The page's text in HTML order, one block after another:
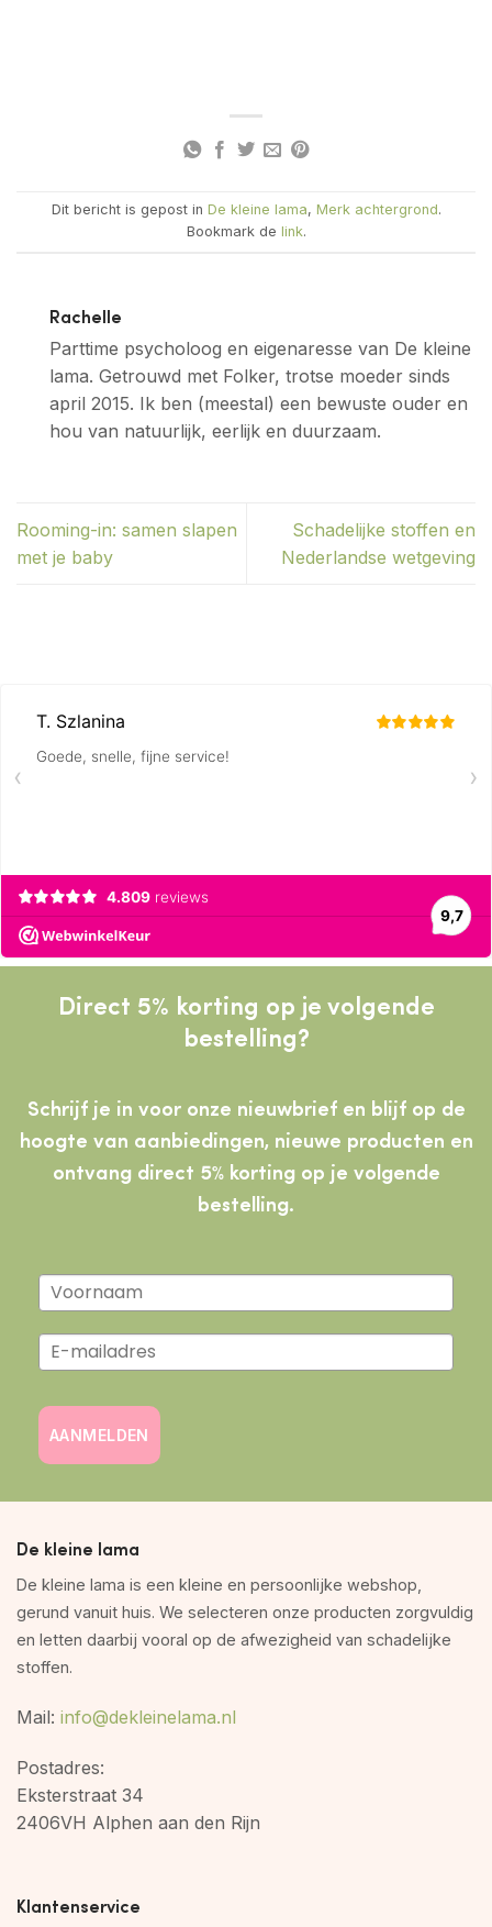
Dit bericht is gepost in De kleine lama, Merk achtergrond.
Bookmark de link.
Rachelle
Parttime psycholoog en eigenaresse van De kleine
lama. Getrouwd met Folker, trotse moeder sinds
april 2015. Ik ben (meestal) een bewuste ouder en
hou van natuurlijk, eerlijk en duurzaam.
Rooming-in: samen slapen
met je baby
Schadelijke stoffen en
Nederlandse wetgeving
Direct 5% korting op je volgende
bestelling?
Schrijf je in voor onze nieuwbrief en blijf op de
hoogte van aanbiedingen, nieuwe producten en
ontvang direct 5% korting op je volgende
bestelling.
AANMELDEN
De kleine lama
De kleine lama is een kleine en persoonlijke webshop,
gerund vanuit huis. We selecteren onze producten zorgvuldig
en letten daarbij vooral op de afwezigheid van schadelijke
stoffen.
Mail: info@dekleinelama.nl
Postadres:
Eksterstraat 34
2406VH Alphen aan den Rijn
Klantenservice